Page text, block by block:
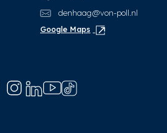
denhaag@von-poll.nl
Google Maps